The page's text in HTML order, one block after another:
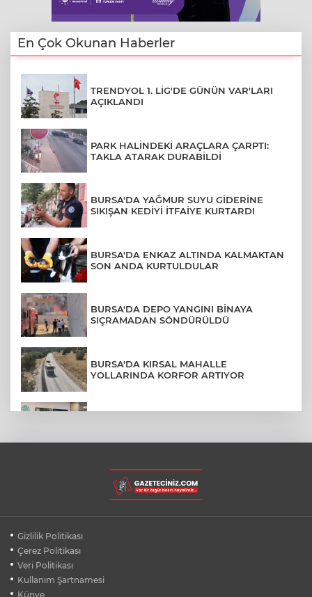
En Çok Okunan Haberler
TRENDYOL 1. LİG'DE GÜNÜN VAR'LARI
AÇIKLANDI
PARK HALİNDEKİ ARAÇLARA ÇARPTI:
TAKLA ATARAK DURABİLDİ
BURSA'DA YAĞMUR SUYU GİDERİNE
SIKIŞAN KEDİYİ İTFAİYE KURTARDI
BURSA'DA ENKAZ ALTINDA KALMAKTAN
SON ANDA KURTULDULAR
BURSA'DA DEPO YANGINI BİNAYA
SIÇRAMADAN SÖNDÜRÜLDÜ
BURSA'DA KIRSAL MAHALLE
YOLLARINDA KORFOR ARTIYOR
BURSA'DA YENİLENECEK LİSEDE YIKIM
BAŞLADI
LUKAKU İÇİN FENERBAHÇE VE BEŞİKTAŞ
Gizlilik Politikası
Çerez Politikası
Veri Politikası
Kullanım Şartnamesi
Künye